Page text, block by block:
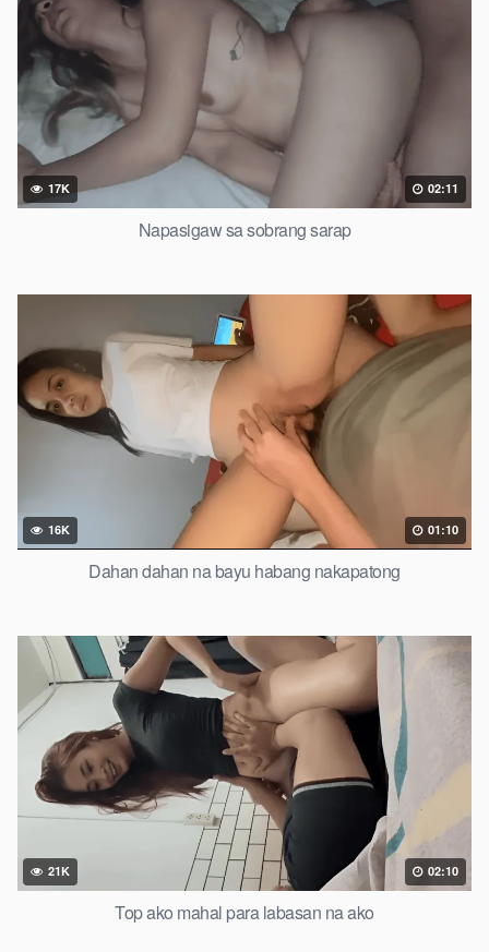
17K 02:11
Napasigaw sa sobrang sarap
16K 01:10
Dahan dahan na bayu habang nakapatong
21K 02:10
Top ako mahal para labasan na ako